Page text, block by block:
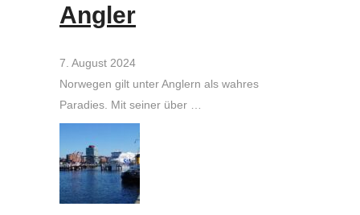
Angler
7. August 2024
Norwegen gilt unter Anglern als wahres
Paradies. Mit seiner über …